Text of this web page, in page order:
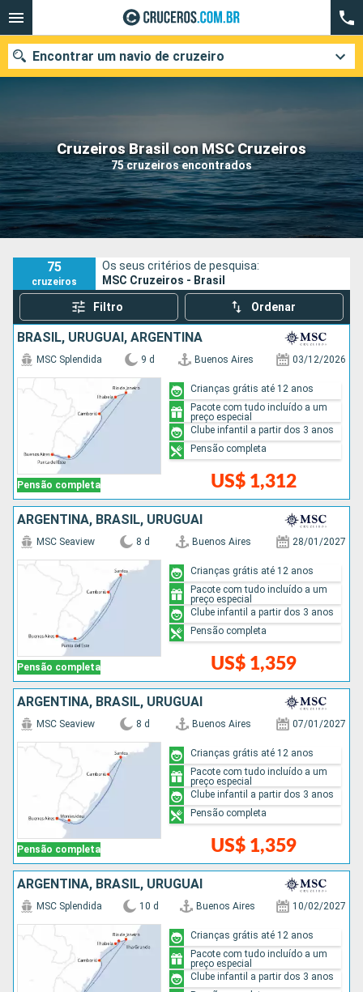
Cruzeiros Brasil con MSC Cruzeiros
75 cruzeiros encontrados
Encontrar um navio de cruzeiro
Quando ir?
Data de partida
Cidades Companhias
Pesquisar
75
cruzeiros
Os seus critérios de pesquisa:
MSC Cruzeiros - Brasil
Filtro Ordenar
BRASIL, URUGUAI, ARGENTINA
Pensão completa
MSC Splendida 9 d Buenos Aires 03/12/2026
US$ 1,312
Crianças grátis até 12 anos
Pacote com tudo incluído a um
preço especial
Clube infantil a partir dos 3 anos
Pensão completa
ARGENTINA, BRASIL, URUGUAI
Pensão completa
MSC Seaview 8 d Buenos Aires 28/01/2027
US$ 1,359
Crianças grátis até 12 anos
Pacote com tudo incluído a um
preço especial
Clube infantil a partir dos 3 anos
Pensão completa
ARGENTINA, BRASIL, URUGUAI
Pensão completa
MSC Seaview 8 d Buenos Aires 07/01/2027
US$ 1,359
Crianças grátis até 12 anos
Pacote com tudo incluído a um
preço especial
Clube infantil a partir dos 3 anos
Pensão completa
ARGENTINA, BRASIL, URUGUAI
MSC Splendida 10 d Buenos Aires 10/02/2027
Crianças grátis até 12 anos
Pacote com tudo incluído a um
preço especial
Clube infantil a partir dos 3 anos